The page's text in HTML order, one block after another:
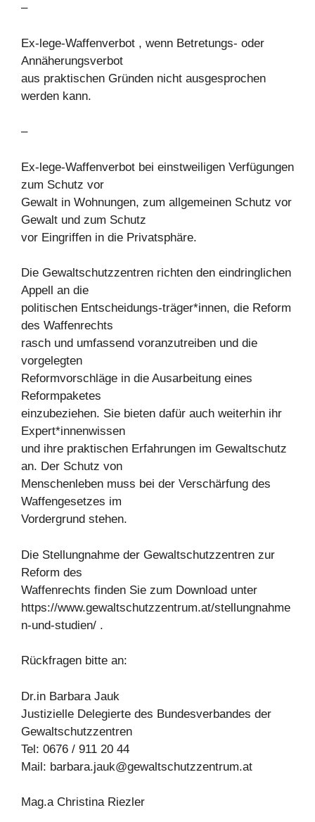
–
Ex-lege-Waffenverbot , wenn Betretungs- oder
Annäherungsverbot
aus praktischen Gründen nicht ausgesprochen
werden kann.
–
Ex-lege-Waffenverbot bei einstweiligen Verfügungen
zum Schutz vor
Gewalt in Wohnungen, zum allgemeinen Schutz vor
Gewalt und zum Schutz
vor Eingriffen in die Privatsphäre.
Die Gewaltschutzzentren richten den eindringlichen
Appell an die
politischen Entscheidungs-träger*innen, die Reform
des Waffenrechts
rasch und umfassend voranzutreiben und die
vorgelegten
Reformvorschläge in die Ausarbeitung eines
Reformpaketes
einzubeziehen. Sie bieten dafür auch weiterhin ihr
Expert*innenwissen
und ihre praktischen Erfahrungen im Gewaltschutz
an. Der Schutz von
Menschenleben muss bei der Verschärfung des
Waffengesetzes im
Vordergrund stehen.
Die Stellungnahme der Gewaltschutzzentren zur
Reform des
Waffenrechts finden Sie zum Download unter
https://www.gewaltschutzzentrum.at/stellungnahme
n-und-studien/ .
Rückfragen bitte an:
Dr.in Barbara Jauk
Justizielle Delegierte des Bundesverbandes der
Gewaltschutzzentren
Tel: 0676 / 911 20 44
Mail: barbara.jauk@gewaltschutzzentrum.at
Mag.a Christina Riezler